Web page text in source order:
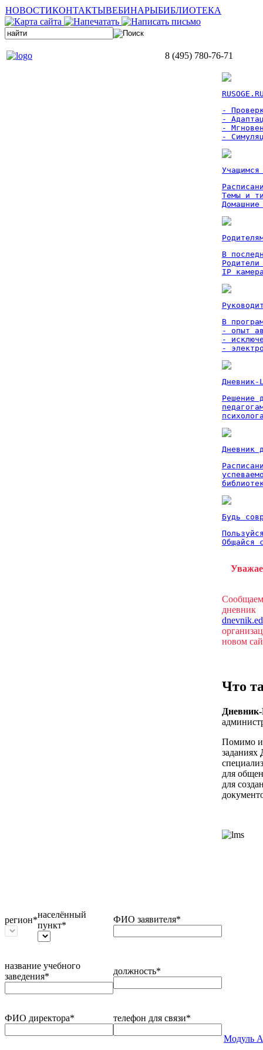
НОВОСТИКОНТАКТЫВЕБИНАРЫБИБЛИОТЕКА
8 (495) 780-76-71
регион*
населённый
пункт*
ФИО заявителя*
название учебного
заведения*
должность*
ФИО директора* телефон для связи*
-
-
-
-
Темы и
Домашние
В
IP
В
- опыт
-
-
Дневник-
Решение
Дневник
Будь
Общайся
новом
Что
Помимо
заданиях
для
для
Модуль